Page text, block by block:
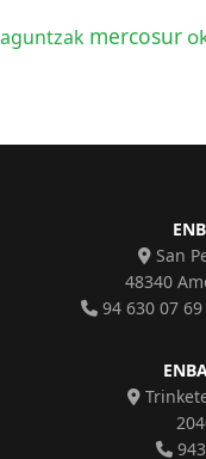
mercosur
San
48340
94 630 07 69
943